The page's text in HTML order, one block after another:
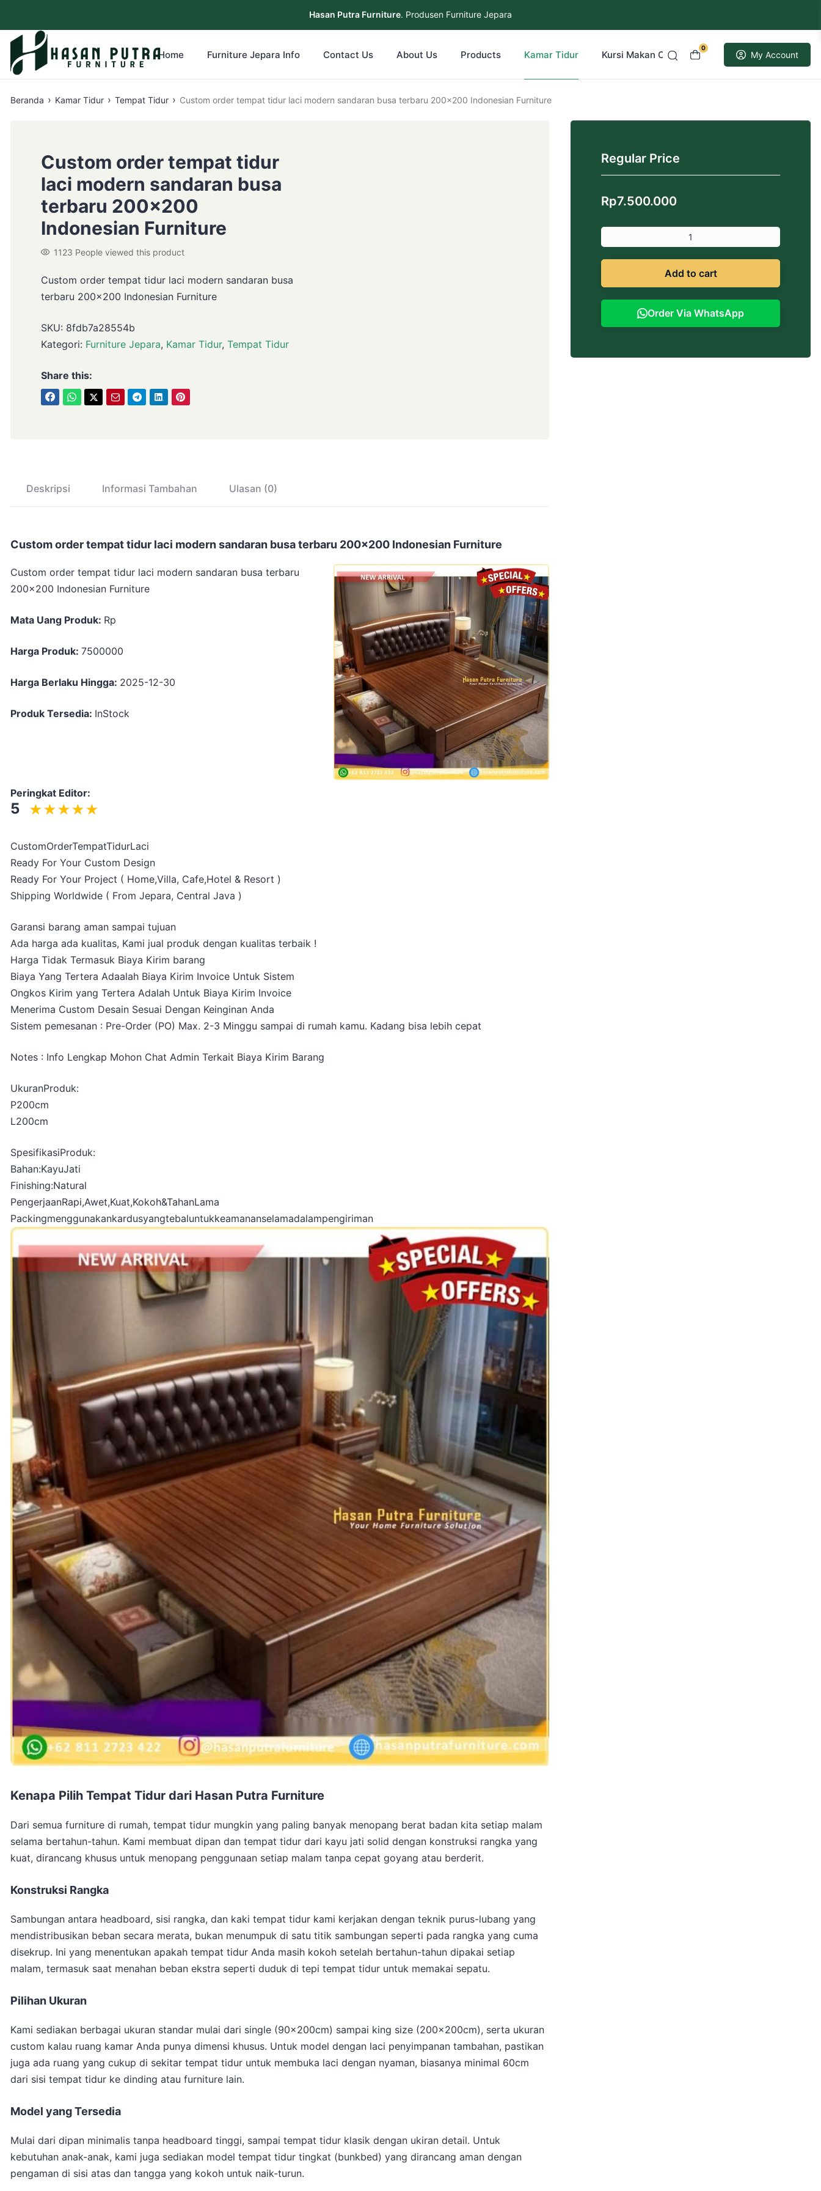
Hasan Putra Furniture. Produsen Furniture Jepara
0
My Account
Home Furniture Jepara Info Contact Us About Us Products Kamar Tidur Kursi Makan Cafe Resto Kusen Pintu Jati
Beranda › Kamar Tidur › Tempat Tidur › Custom order tempat tidur laci modern sandaran busa terbaru 200×200 Indonesian Furniture
Custom order tempat tidur
laci modern sandaran busa
terbaru 200×200
Indonesian Furniture
1123 People viewed this product
Custom order tempat tidur laci modern sandaran busa
terbaru 200×200 Indonesian Furniture
SKU: 8fdb7a28554b
Kategori: Furniture Jepara, Kamar Tidur, Tempat Tidur
Share this:
Deskripsi Informasi Tambahan Ulasan (0)
Custom order tempat tidur laci modern sandaran busa terbaru 200x200 Indonesian Furniture
Custom order tempat tidur laci modern sandaran busa terbaru
200x200 Indonesian Furniture
Mata Uang Produk: Rp
Harga Produk: 7500000
Harga Berlaku Hingga: 2025-12-30
Produk Tersedia: InStock
Peringkat Editor:
5
CustomOrderTempatTidurLaci
Ready For Your Custom Design
Ready For Your Project ( Home,Villa, Cafe,Hotel & Resort )
Shipping Worldwide ( From Jepara, Central Java )
Garansi barang aman sampai tujuan
Ada harga ada kualitas, Kami jual produk dengan kualitas terbaik !
Harga Tidak Termasuk Biaya Kirim barang
Biaya Yang Tertera Adaalah Biaya Kirim Invoice Untuk Sistem
Ongkos Kirim yang Tertera Adalah Untuk Biaya Kirim Invoice
Menerima Custom Desain Sesuai Dengan Keinginan Anda
Sistem pemesanan : Pre-Order (PO) Max. 2-3 Minggu sampai di rumah kamu. Kadang bisa lebih cepat
Notes : Info Lengkap Mohon Chat Admin Terkait Biaya Kirim Barang
UkuranProduk:
P200cm
L200cm
SpesifikasiProduk:
Bahan:KayuJati
Finishing:Natural
PengerjaanRapi,Awet,Kuat,Kokoh&TahanLama
Packingmenggunakankardusyangtebaluntukkeamananselamadalampengiriman
Kenapa Pilih Tempat Tidur dari Hasan Putra Furniture
Dari semua furniture di rumah, tempat tidur mungkin yang paling banyak menopang berat badan kita setiap malam
selama bertahun-tahun. Kami membuat dipan dan tempat tidur dari kayu jati solid dengan konstruksi rangka yang
kuat, dirancang khusus untuk menopang penggunaan setiap malam tanpa cepat goyang atau berderit.
Konstruksi Rangka
Sambungan antara headboard, sisi rangka, dan kaki tempat tidur kami kerjakan dengan teknik purus-lubang yang
mendistribusikan beban secara merata, bukan menumpuk di satu titik sambungan seperti pada rangka yang cuma
disekrup. Ini yang menentukan apakah tempat tidur Anda masih kokoh setelah bertahun-tahun dipakai setiap
malam, termasuk saat menahan beban ekstra seperti duduk di tepi tempat tidur untuk memakai sepatu.
Pilihan Ukuran
Kami sediakan berbagai ukuran standar mulai dari single (90x200cm) sampai king size (200x200cm), serta ukuran
custom kalau ruang kamar Anda punya dimensi khusus. Untuk model dengan laci penyimpanan tambahan, pastikan
juga ada ruang yang cukup di sekitar tempat tidur untuk membuka laci dengan nyaman, biasanya minimal 60cm
dari sisi tempat tidur ke dinding atau furniture lain.
Model yang Tersedia
Mulai dari dipan minimalis tanpa headboard tinggi, sampai tempat tidur klasik dengan ukiran detail. Untuk
kebutuhan anak-anak, kami juga sediakan model tempat tidur tingkat (bunkbed) yang dirancang aman dengan
pengaman di sisi atas dan tangga yang kokoh untuk naik-turun.
Regular Price
Rp7.500.000
Add to cart
Order Via WhatsApp